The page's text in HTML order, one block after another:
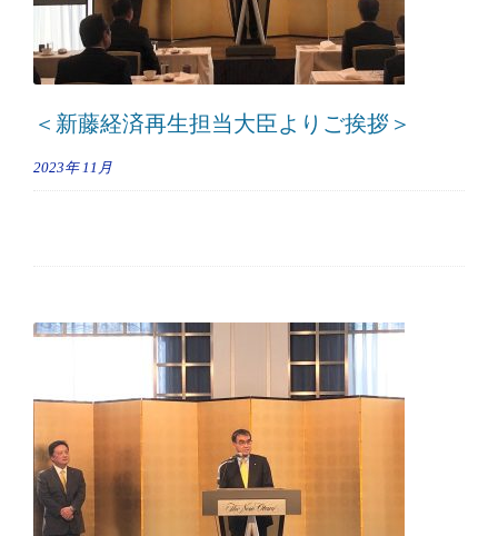
＜新藤経済再生担当大臣よりご挨拶＞
2023年 11月